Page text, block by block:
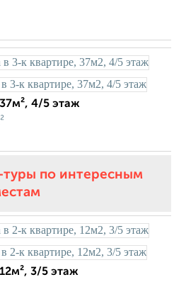
4/5 этаж
туры по интересным
3/5 этаж